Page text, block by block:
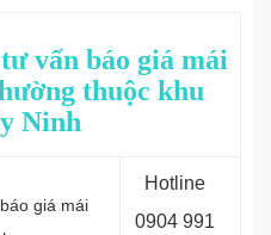
vấn báo giá mái
thuộc khu
Ninh
giá mái
Hotline
0904 991